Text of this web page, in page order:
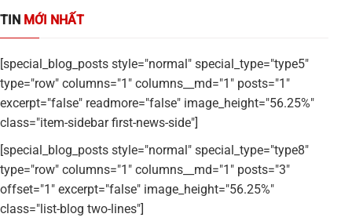
TIN MỚI NHẤT
[special_blog_posts style="normal" special_type="type5"
type="row" columns="1" columns__md="1" posts="1"
excerpt="false" readmore="false" image_height="56.25%"
class="item-sidebar first-news-side"]
[special_blog_posts style="normal" special_type="type8"
type="row" columns="1" columns__md="1" posts="3"
offset="1" excerpt="false" image_height="56.25%"
class="list-blog two-lines"]